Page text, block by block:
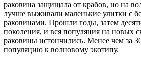
раковина защищала от крабов, но на
лучше выживали маленькие улитки с
раковинами. Прошли годы, затем
поколения, и вся популяция на новых
раковины истончились. Менее чем за
популяцию к волновому экотипу.